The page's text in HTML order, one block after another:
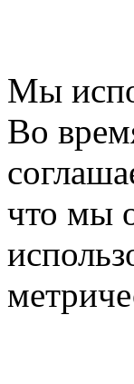
Мы
Во
что мы